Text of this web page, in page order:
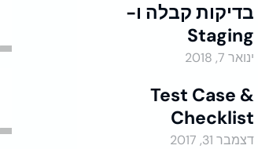
QA - Manual
בדיקות קבלה ו-
Staging
ינואר 7, 2018
QA - Manual
Test Case &
Checklist
דצמבר 31, 2017